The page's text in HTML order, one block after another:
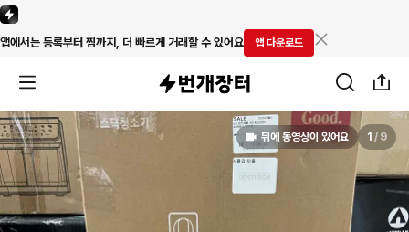
앱에서는 등록부터 찜까지, 더 빠르게 거래할 수 있어요 앱 다운로드
뒤에 동영상이 있어요 1 / 9